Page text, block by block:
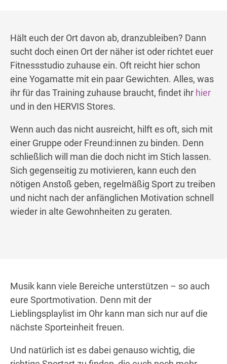
Hält euch der Ort davon ab, dranzubleiben? Dann
sucht doch einen Ort der näher ist oder richtet euer
Fitnessstudio zuhause ein. Oft reicht hier schon
eine Yogamatte mit ein paar Gewichten. Alles, was
ihr für das Training zuhause braucht, findet ihr hier
und in den HERVIS Stores.
Wenn auch das nicht ausreicht, hilft es oft, sich mit
einer Gruppe oder Freund:innen zu binden. Denn
schließlich will man die doch nicht im Stich lassen.
Sich gegenseitig zu motivieren, kann euch den
nötigen Anstoß geben, regelmäßig Sport zu treiben
und nicht nach der anfänglichen Motivation schnell
wieder in alte Gewohnheiten zu geraten.
Musik kann viele Bereiche unterstützen – so auch
eure Sportmotivation. Denn mit der
Lieblingsplaylist im Ohr kann man sich nur auf die
nächste Sporteinheit freuen.
Und natürlich ist es dabei genauso wichtig, die